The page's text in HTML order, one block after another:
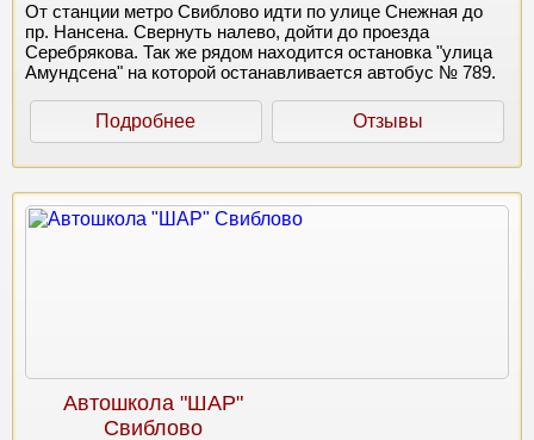
От станции метро Свиблово идти по улице Снежная до
пр. Нансена. Свернуть налево, дойти до проезда
Серебрякова. Так же рядом находится остановка "улица
Амундсена" на которой останавливается автобус № 789.
Подробнее Отзывы
Автошкола "ШАР"
Свиблово